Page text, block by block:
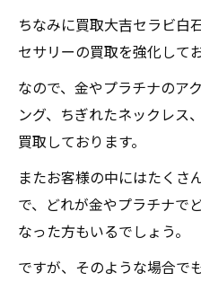
ちなみに買取大吉セラビ白
セサリーの買取を強化して
なので、金やプラチナのア
ング、ちぎれたネックレス
買取しております。
またお客様の中にはたくさ
で、どれが金やプラチナで
なった方もいるでしょう。
ですが、そのような場合で